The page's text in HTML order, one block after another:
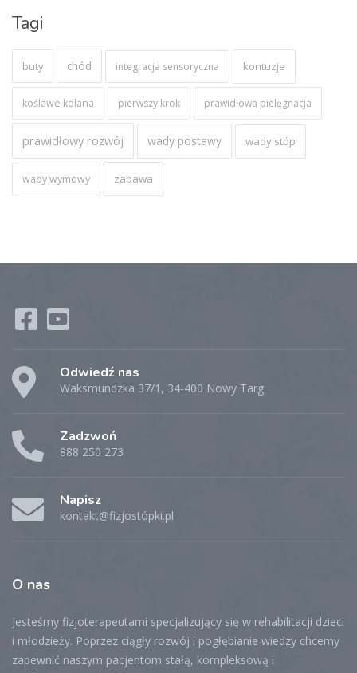
Tagi
buty chód integracja sensoryczna kontuzje
koślawe kolana pierwszy krok prawidłowa pielęgnacja
prawidłowy rozwój wady postawy wady stóp
wady wymowy zabawa
Odwiedź nas
Waksmundzka 37/1, 34-400 Nowy Targ
Zadzwoń
888 250 273
Napisz
kontakt@fizjostópki.pl
O nas
Jesteśmy fizjoterapeutami specjalizujący się w rehabilitacji dzieci
i młodzieży. Poprzez ciągły rozwój i pogłębianie wiedzy chcemy
zapewnić naszym pacjentom stałą, kompleksową i